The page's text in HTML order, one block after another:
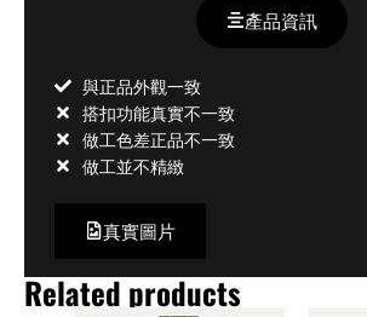
產品資訊
與正品外觀一致
搭扣功能真實不一致
做工色差正品不一致
做工並不精緻
真實圖片
Related products